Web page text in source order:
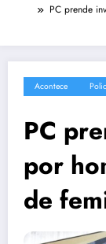
PC prende
Acontece
PC
por
de